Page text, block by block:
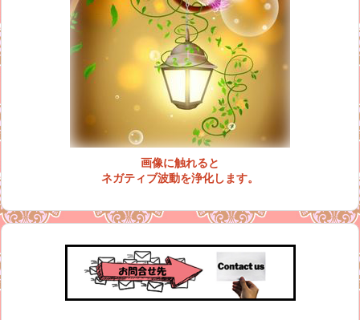
画像に触れると
ネガティブ波動を浄化します。